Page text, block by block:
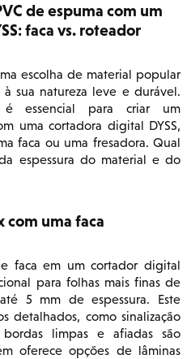
de espuma com um
faca vs. roteador
escolha de material popular
sua natureza leve e durável.
é essencial para criar um
uma cortadora digital DYSS,
faca ou uma fresadora. Qual
espessura do material e do
com uma faca
faca em um cortador digital
para folhas mais finas de
5 mm de espessura. Este
detalhados, como sinalização
limpas e afiadas são
oferece opções de lâminas